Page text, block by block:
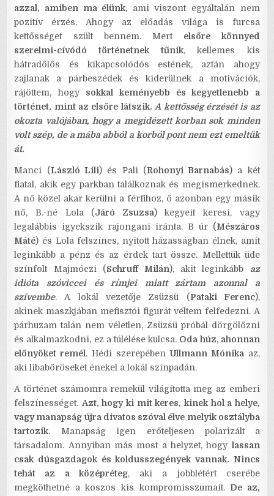
azzal, amiben ma élünk, ami viszont egyáltalán nem
pozitív érzés. Ahogy az előadás világa is furcsa
kettősséget szült bennem. Mert elsőre könnyed
szerelmi-cívódó történetnek tűnik, kellemes kis
hátradőlős és kikapcsolódós estének, aztán ahogy
zajlanak a párbeszédek és kiderülnek a motivációk,
rájöttem, hogy sokkal keményebb és kegyetlenebb a
történet, mint az elsőre látszik.A kettősség érzését is az
okozta valójában, hogy a megidézett korban sok minden
volt szép, de a mába abból a korból pont nem ezt emeltük
át.
Manci (László Lili) és Pali (Rohonyi Barnabás) a két
fiatal, akik egy parkban találkoznak és megismerkednek.
A nő közel akar kerülni a férfihoz, ő azonban egy másik
nő, B.-né Lola (Járó Zsuzsa) kegyeit keresi, vagy
legalábbis igyekszik rajongani iránta. B úr (Mészáros
Máté) és Lola felszínes, nyitott házasságban élnek, amit
leginkább a pénz és az érdek tart össze. Mellettük üde
színfolt Majmóczi (Schruff Milán), akit leginkább az
idióta szóviccei és rímjei miatt zártam azonnal a
szívembe. A lokál vezetője Zsüzsü (Pataki Ferenc),
akinek maszkjában mefisztói figurát véltem felfedezni. A
párhuzam talán nem véletlen, Zsüzsü próbál dörgölőzni
és alkalmazkodni, ez a túlélése kulcsa. Oda húz, ahonnan
előnyöket remél. Hédi szerepébenUllmann Mónika az,
aki libabőröseket énekel a lokál színpadán.
A történet számomra remekül világította meg az emberi
felszínességet.Azt, hogy ki mit keres, kinek hol a helye,
vagy manapság újra divatos szóval élve melyik osztályba
tartozik. Manapság igen erőteljesen polarizált a
társadalom. Annyiban más most a helyzet, hogy lassan
csak dúsgazdagok és koldusszegények vannak. Nincs
tehát az a középréteg, aki a jobblétért cserébe
megköthetné a koszos kis kompromisszumait. De az,